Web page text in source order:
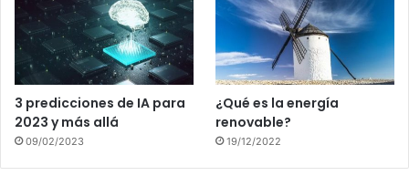
3 predicciones de IA para
2023 y más allá
09/02/2023
¿Qué es la energía
renovable?
19/12/2022